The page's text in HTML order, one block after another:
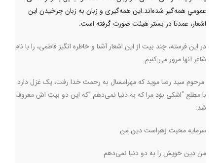
عمومیِ همه‌گیر شده‌اند.این همه‌گیری و زبان به زبان چرخیدن این
اشعار، عمدتا در بستر هیئت صورت گرفته است.
در این فرسته، چند بیت از این اشعار آشنا و خاطره انگیز فاطمی، را با نام
شاعر آنها مرور می کنیم.
مرحوم سید رضا موید که مهرامسال به رحمت خدا رفت، یک غزل دارد
با مطلع "اشکی بوَد مرا که به دنیا نمی‌دهم "که این دو بیت اش معروف
شد:
سرمایه محبت زهراست دین من
من دین خویش را به دو دنیا نمی‌دهم